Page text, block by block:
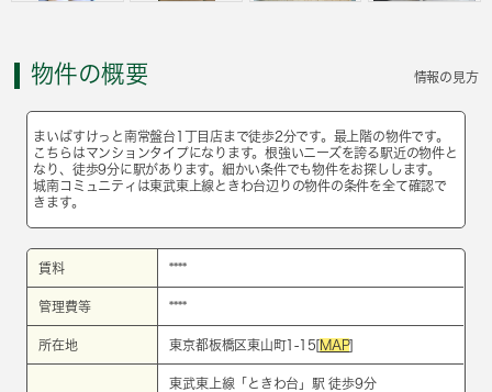
物件の概要 情報の見方
まいばすけっと南常盤台1丁目店まで徒歩2分です。最上階の物件です。
こちらはマンションタイプになります。根強いニーズを誇る駅近の物件と
なり、徒歩9分に駅があります。細かい条件でも物件をお探しします。
城南コミュニティは東武東上線ときわ台辺りの物件の条件を全て確認で
きます。
賃料 ****
管理費等 ****
所在地 東京都板橋区東山町1-15[MAP]
東武東上線 「 ときわ台 」駅 徒歩9分